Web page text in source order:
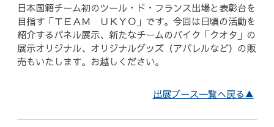
日本国籍チーム初のツール・ド・フランス出場と表彰台を
目指す「ＴＥＡＭ ＵＫＹＯ」です。今回は日頃の活動を
紹介するパネル展示、新たなチームのバイク「クオタ」の
展示オリジナル、オリジナルグッズ（アパレルなど）の販
売もいたします。お越しください。
出展ブース一覧へ戻る▲